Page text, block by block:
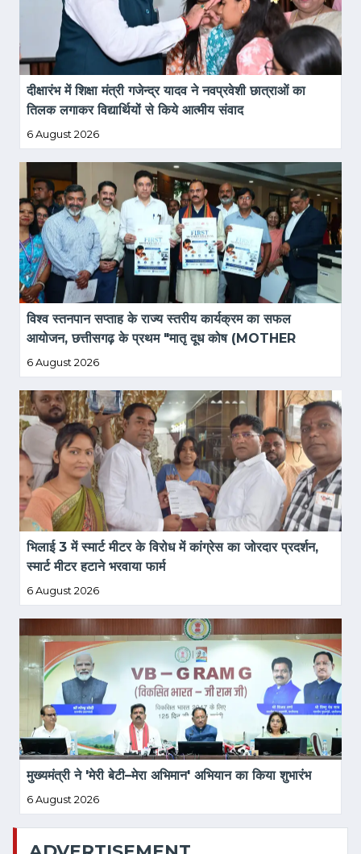
दीक्षारंभ में शिक्षा मंत्री गजेन्द्र यादव ने नवप्रवेशी छात्राओं का
तिलक लगाकर विद्यार्थियों से किये आत्मीय संवाद
6 August 2026
विश्व स्तनपान सप्ताह के राज्य स्तरीय कार्यक्रम का सफल
आयोजन, छत्तीसगढ़ के प्रथम "मातृ दूध कोष (MOTHER
MILK BANK)" की घोषणा
6 August 2026
भिलाई 3 में स्मार्ट मीटर के विरोध में कांग्रेस का जोरदार प्रदर्शन,
स्मार्ट मीटर हटाने भरवाया फार्म
6 August 2026
मुख्यमंत्री ने 'मेरी बेटी–मेरा अभिमान' अभियान का किया शुभारंभ
6 August 2026